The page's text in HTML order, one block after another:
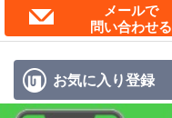
メールで
問い合わせる
お気に入り登録